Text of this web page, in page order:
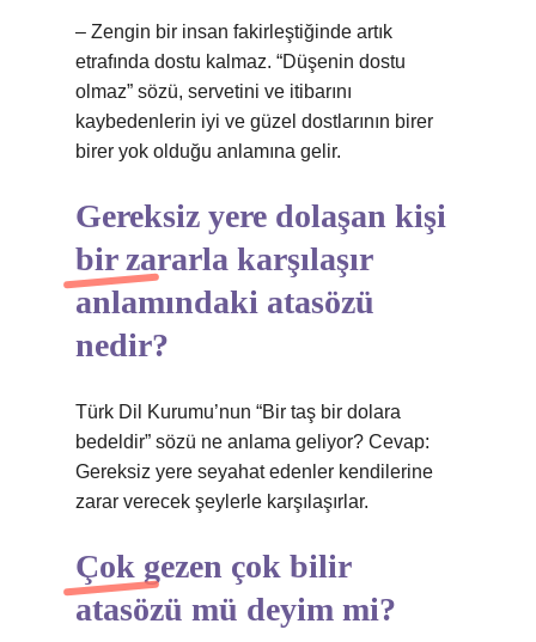
– Zengin bir insan fakirleştiğinde artık
etrafında dostu kalmaz. “Düşenin dostu
olmaz” sözü, servetini ve itibarını
kaybedenlerin iyi ve güzel dostlarının birer
birer yok olduğu anlamına gelir.
Gereksiz yere dolaşan kişi
bir zararla karşılaşır
anlamındaki atasözü
nedir?
Türk Dil Kurumu’nun “Bir taş bir dolara
bedeldir” sözü ne anlama geliyor? Cevap:
Gereksiz yere seyahat edenler kendilerine
zarar verecek şeylerle karşılaşırlar.
Çok gezen çok bilir
atasözü mü deyim mi?